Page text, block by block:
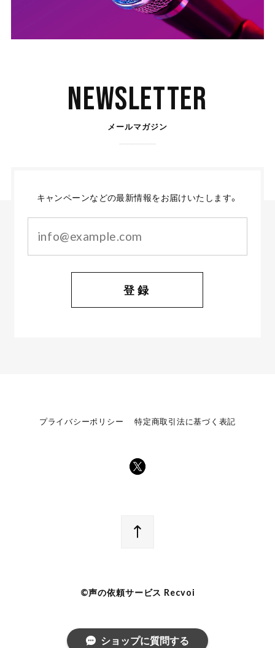
Newsletter
メールマガジン
キャンペーンなどの最新情報をお届けいたします。
登録
プライバシーポリシー 特定商取引法に基づく表記
©︎声の依頼サービス Recvoi
ショップに質問する